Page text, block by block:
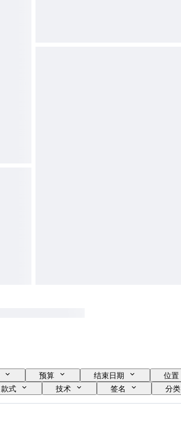
预算 结束日期 位置
款式 技术 签名 分类
Pressing 时代 艺术家